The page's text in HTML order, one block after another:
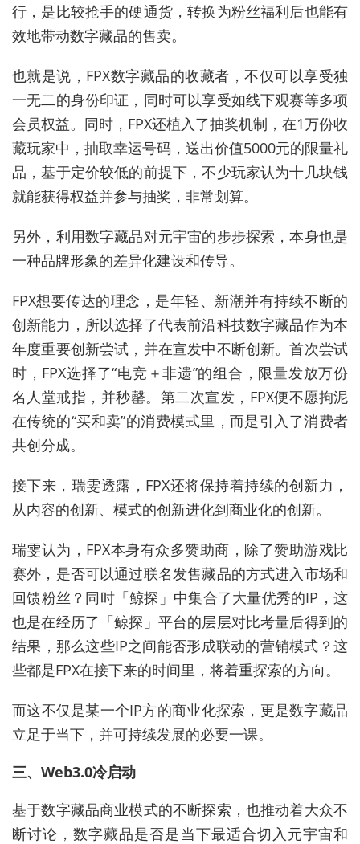
行，是比较抢手的硬通货，转换为粉丝福利后也能有
效地带动数字藏品的售卖。
也就是说，FPX数字藏品的收藏者，不仅可以享受独
一无二的身份印证，同时可以享受如线下观赛等多项
会员权益。同时，FPX还植入了抽奖机制，在1万份收
藏玩家中，抽取幸运号码，送出价值5000元的限量礼
品，基于定价较低的前提下，不少玩家认为十几块钱
就能获得权益并参与抽奖，非常划算。
另外，利用数字藏品对元宇宙的步步探索，本身也是
一种品牌形象的差异化建设和传导。
FPX想要传达的理念，是年轻、新潮并有持续不断的
创新能力，所以选择了代表前沿科技数字藏品作为本
年度重要创新尝试，并在宣发中不断创新。首次尝试
时，FPX选择了“电竞＋非遗”的组合，限量发放万份
名人堂戒指，并秒罄。第二次宣发，FPX便不愿拘泥
在传统的“买和卖”的消费模式里，而是引入了消费者
共创分成。
接下来，瑞雯透露，FPX还将保持着持续的创新力，
从内容的创新、模式的创新进化到商业化的创新。
瑞雯认为，FPX本身有众多赞助商，除了赞助游戏比
赛外，是否可以通过联名发售藏品的方式进入市场和
回馈粉丝？同时「鲸探」中集合了大量优秀的IP，这
也是在经历了「鲸探」平台的层层对比考量后得到的
结果，那么这些IP之间能否形成联动的营销模式？这
些都是FPX在接下来的时间里，将着重探索的方向。
而这不仅是某一个IP方的商业化探索，更是数字藏品
立足于当下，并可持续发展的必要一课。
三、Web3.0冷启动
基于数字藏品商业模式的不断探索，也推动着大众不
断讨论，数字藏品是否是当下最适合切入元宇宙和